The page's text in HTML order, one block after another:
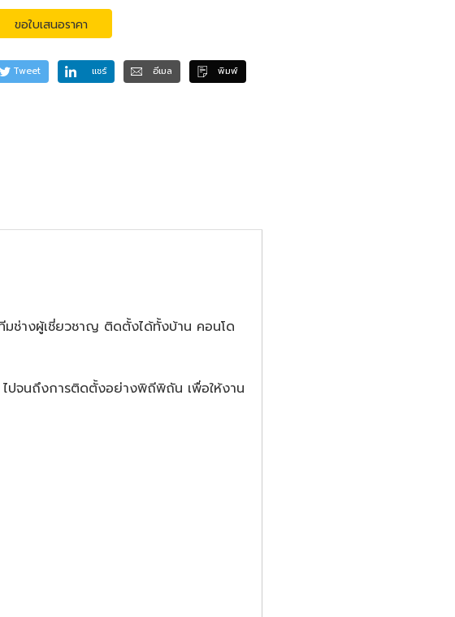
ขอใบเสนอราคา
Tweet แชร์ อีเมล พิมพ์
มช่างผู้เชี่ยวชาญ ติดตั้งได้ทั้งบ้าน คอนโด
ไปจนถึงการติดตั้งอย่างพิถีพิถัน เพื่อให้งาน